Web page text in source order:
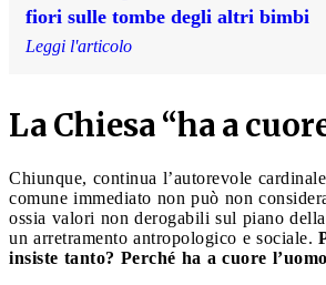
fiori sulle tombe degli altri bimbi
Leggi l'articolo
La Chiesa “ha a
Chiunque, continua l’autorevole
comune immediato non può non
ossia valori non derogabili sul piano
un arretramento antropologico e sociale.
insiste tanto? Perché ha a cuore